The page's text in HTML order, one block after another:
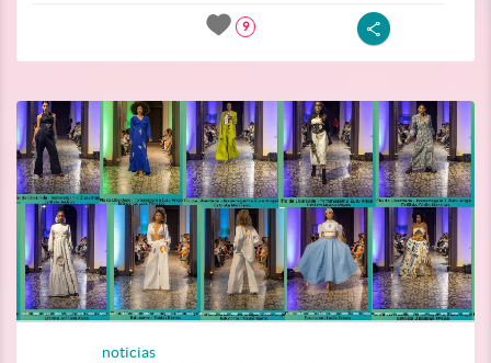
9
noticias